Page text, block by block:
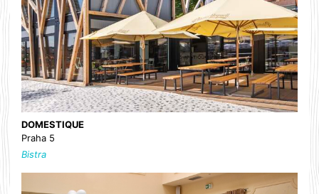
DOMESTIQUE
Praha 5
Bistra